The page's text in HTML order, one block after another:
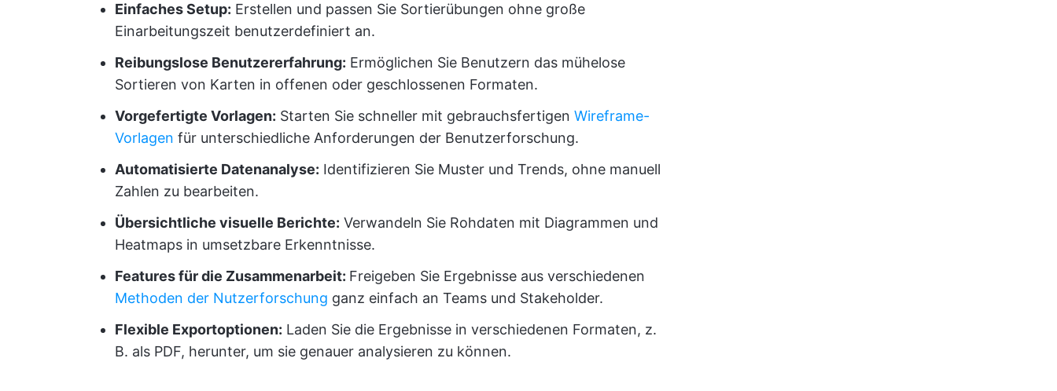
Einfaches Setup: Erstellen und passen Sie Sortierübungen ohne große
Einarbeitungszeit benutzerdefiniert an.
Reibungslose Benutzererfahrung: Ermöglichen Sie Benutzern das mühelose
Sortieren von Karten in offenen oder geschlossenen Formaten.
Vorgefertigte Vorlagen: Starten Sie schneller mit gebrauchsfertigen Wireframe-
Vorlagen für unterschiedliche Anforderungen der Benutzerforschung.
Automatisierte Datenanalyse: Identifizieren Sie Muster und Trends, ohne manuell
Zahlen zu bearbeiten.
Übersichtliche visuelle Berichte: Verwandeln Sie Rohdaten mit Diagrammen und
Heatmaps in umsetzbare Erkenntnisse.
Features für die Zusammenarbeit: Freigeben Sie Ergebnisse aus verschiedenen
Methoden der Nutzerforschung ganz einfach an Teams und Stakeholder.
Flexible Exportoptionen: Laden Sie die Ergebnisse in verschiedenen Formaten, z.
B. als PDF, herunter, um sie genauer analysieren zu können.